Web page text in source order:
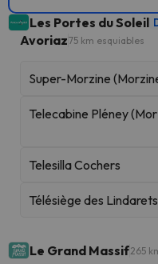
Les Portes du Soleil
Avoriaz75 km esquiables
Super-Morzine
Telecabine Pléney
Telesilla Cochers
Télésiège des Lindarets
Le Grand Massif265